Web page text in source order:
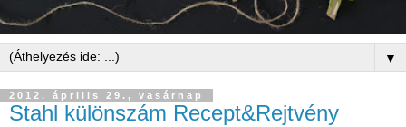
▼
2012. április 29., vasárnap
Stahl különszám Recept&Rejtvény